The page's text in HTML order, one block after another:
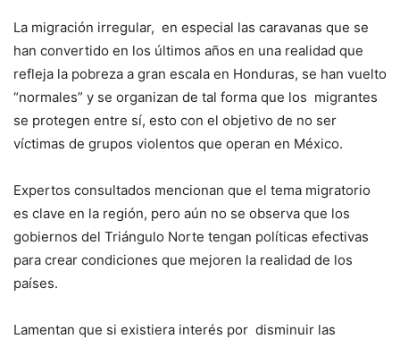
La migración irregular, en especial las caravanas que se
han convertido en los últimos años en una realidad que
refleja la pobreza a gran escala en Honduras, se han vuelto
“normales” y se organizan de tal forma que los migrantes
se protegen entre sí, esto con el objetivo de no ser
víctimas de grupos violentos que operan en México.
Expertos consultados mencionan que el tema migratorio
es clave en la región, pero aún no se observa que los
gobiernos del Triángulo Norte tengan políticas efectivas
para crear condiciones que mejoren la realidad de los
países.
Lamentan que si existiera interés por disminuir las